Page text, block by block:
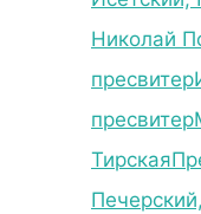
Николай
пресвитер
пресвитер
Тирская